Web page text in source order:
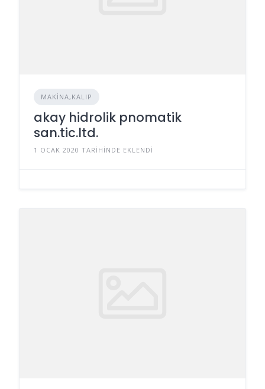
MAKINA,KALIP
akay hidrolik pnomatik
san.tic.ltd.
1 OCAK 2020 TARIHINDE EKLENDI